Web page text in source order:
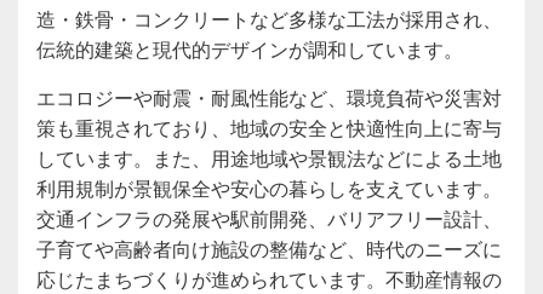
造・鉄骨・コンクリートなど多様な工法が採用され、
伝統的建築と現代的デザインが調和しています。
エコロジーや耐震・耐風性能など、環境負荷や災害対
策も重視されており、地域の安全と快適性向上に寄与
しています。また、用途地域や景観法などによる土地
利用規制が景観保全や安心の暮らしを支えています。
交通インフラの発展や駅前開発、バリアフリー設計、
子育てや高齢者向け施設の整備など、時代のニーズに
応じたまちづくりが進められています。不動産情報の